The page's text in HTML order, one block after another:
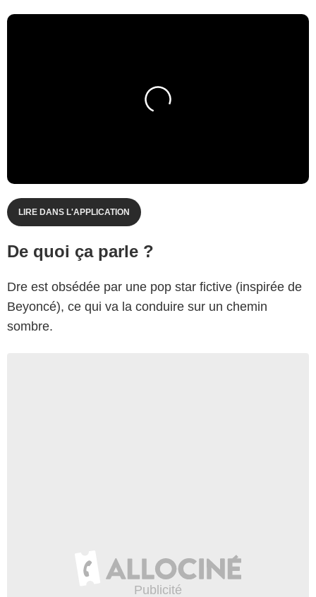
LIRE DANS L'APPLICATION
De quoi ça parle ?
Dre est obsédée par une pop star fictive (inspirée de
Beyoncé), ce qui va la conduire sur un chemin
sombre.